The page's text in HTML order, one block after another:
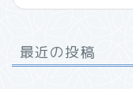
最近の投稿